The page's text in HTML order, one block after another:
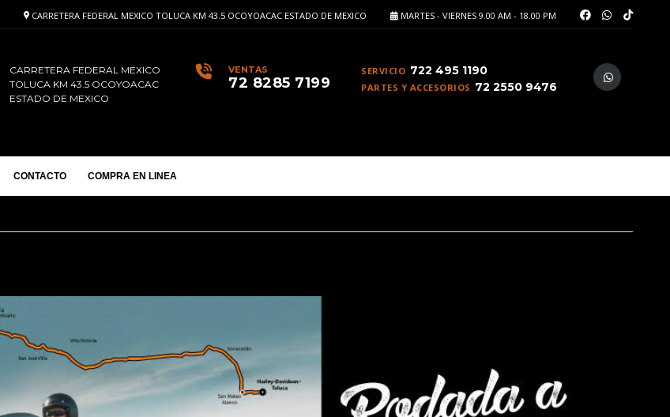
MARTES - VIERNES 9.00 AM - 18.00 PM
CARRETERA FEDERAL MEXICO TOLUCA KM 43.5 OCOYOACAC ESTADO DE MEXICO
SERVICIO 722 495 1190
PARTES Y ACCESORIOS 72 2550 9476
VENTAS
72 8285 7199
CARRETERA FEDERAL MEXICO
TOLUCA KM 43.5 OCOYOACAC
ESTADO DE MEXICO
CONTACTO COMPRA EN LINEA